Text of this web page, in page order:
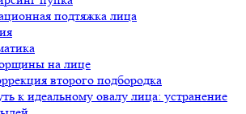
подтяжка лица
на лице
второго подбородка
к идеальному овалу лица: устранение